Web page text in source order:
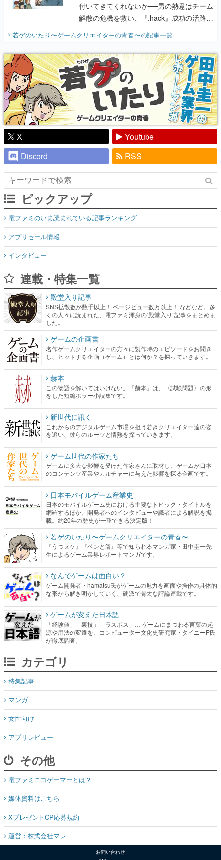
付いてきてくれないか──男の熱意はチーム
解散の危機を救い、『.hack』成功の活路を
開く。業界の快男児・松山 洋に流れる血は
『少年ジャンプ』色だった【若ゲのいた
り】
若ゲのいたり〜ゲームクリエイターの青春〜の記事一覧
X
Youtube
Discord
RSS
ピックアップ
電ファミのいま読まれている記事ランキング
アプリセール情報
インタビュー
連載・特集一覧
殿堂入り記事
SNS拡散数が数千以上！ ページビュー数万以上！ などなど。多
くの人々に読まれた、電ファミ渾身の“殿堂入り”記事をまとめま
した。
ゲームの企画書
名作ゲームクリエイターの方々に製作時のエピソードをお聞き
し、ヒットする企画（ゲーム）とは何か？を探っていきます。
赫本
この物語を解いてはいけない。『赫本』は、〈試験問題〉の形
をした短編ホラー小説集です。
新世代に訊く
これからのデジタルゲーム市場を担う若きクリエイター達の姿
を追い、彼らのルーツと情熱を探っていきます。
ゲーム世代の作家たち
ゲームに多大な影響を受けた作家さんに取材し、ゲームが日本
のコンテンツ産業やカルチャーに与えた影響を探る企画です。
日本モバイルゲーム産業史
日本のモバイルゲーム史における主要なトピック・タイトルを
網羅するほか、開発者へのインタビューや識者による解説を掲
載。約20年の歴史が一望できる決定版！
若ゲのいたり〜ゲームクリエイターの青春〜
『うつヌケ』『ペンと箸』等で知られるマンガ家・田中圭一先
生によるゲーム業界レポートマンガです。
なんでゲームは面白い？
ゲーム開発者・hamatsu氏がゲームの魅力を画面や操作の具体的
な形から解き明かしていく、硬派で骨太な評論連載です。
ゲームが変えた日本語
「経験値」「裏技」「ラスボス」… ゲームにまつわる言葉の起
源や用法の変遷を、コンピューター文化史研究家・タイニーP氏
が徹底調査。
カテゴリ
特集記事
マンガ
女性向け
アプリレビュー
その他
電ファミニコゲーマーとは？
媒体資料はこちら
XプレゼントCP応募規約
運営：株式会社マレ
お問い合わせ